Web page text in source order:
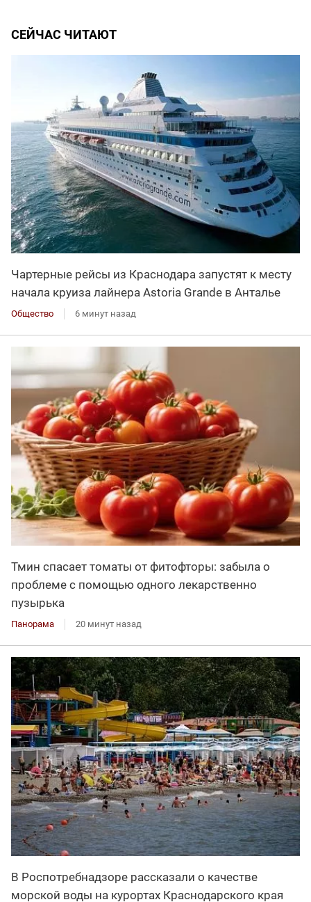
СЕЙЧАС ЧИТАЮТ
Чартерные рейсы из Краснодара запустят к месту
начала круиза лайнера Astoria Grande в Анталье
Общество 6 минут назад
Тмин спасает томаты от фитофторы: забыла о
проблеме с помощью одного лекарственно
пузырька
Панорама 20 минут назад
В Роспотребнадзоре рассказали о качестве
морской воды на курортах Краснодарского края